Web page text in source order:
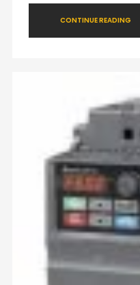
CONTINUE READING